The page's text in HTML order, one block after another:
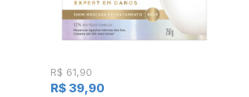
R$ 61,90
R$ 39,90